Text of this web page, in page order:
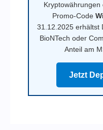
Kryptowährungen
Promo-Code
31.12.2025 erhältst
BioNTech oder
Anteil am
Jetzt